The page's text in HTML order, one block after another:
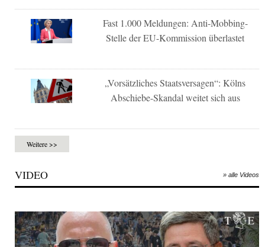
Fast 1.000 Meldungen: Anti-Mobbing-
Stelle der EU-Kommission überlastet
„Vorsätzliches Staatsversagen“: Kölns
Abschiebe-Skandal weitet sich aus
Weitere >>
VIDEO » alle Videos